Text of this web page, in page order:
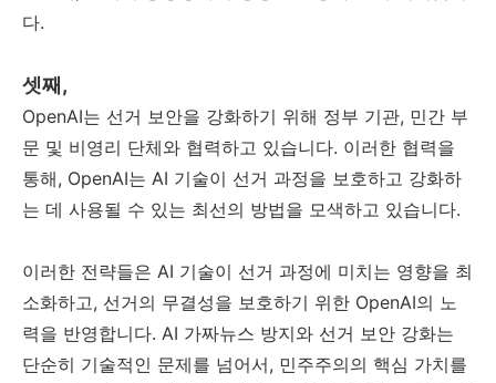
다.
셋째,
OpenAI는 선거 보안을 강화하기 위해 정부 기관, 민간 부
문 및 비영리 단체와 협력하고 있습니다. 이러한 협력을
통해, OpenAI는 AI 기술이 선거 과정을 보호하고 강화하
는 데 사용될 수 있는 최선의 방법을 모색하고 있습니다.
이러한 전략들은 AI 기술이 선거 과정에 미치는 영향을 최
소화하고, 선거의 무결성을 보호하기 위한 OpenAI의 노
력을 반영합니다. AI 가짜뉴스 방지와 선거 보안 강화는
단순히 기술적인 문제를 넘어서, 민주주의의 핵심 가치를